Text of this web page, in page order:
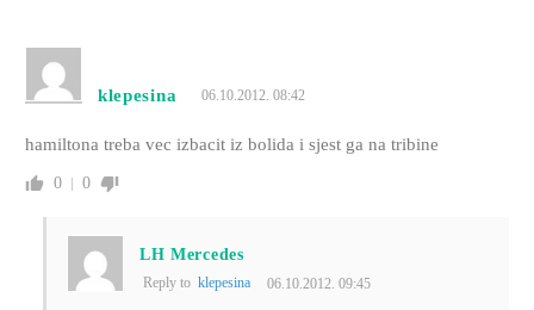
klepesina 06.10.2012. 08:42
hamiltona treba vec izbacit iz bolida i sjest ga na tribine
0 0
LH Mercedes
Reply to klepesina 06.10.2012. 09:45